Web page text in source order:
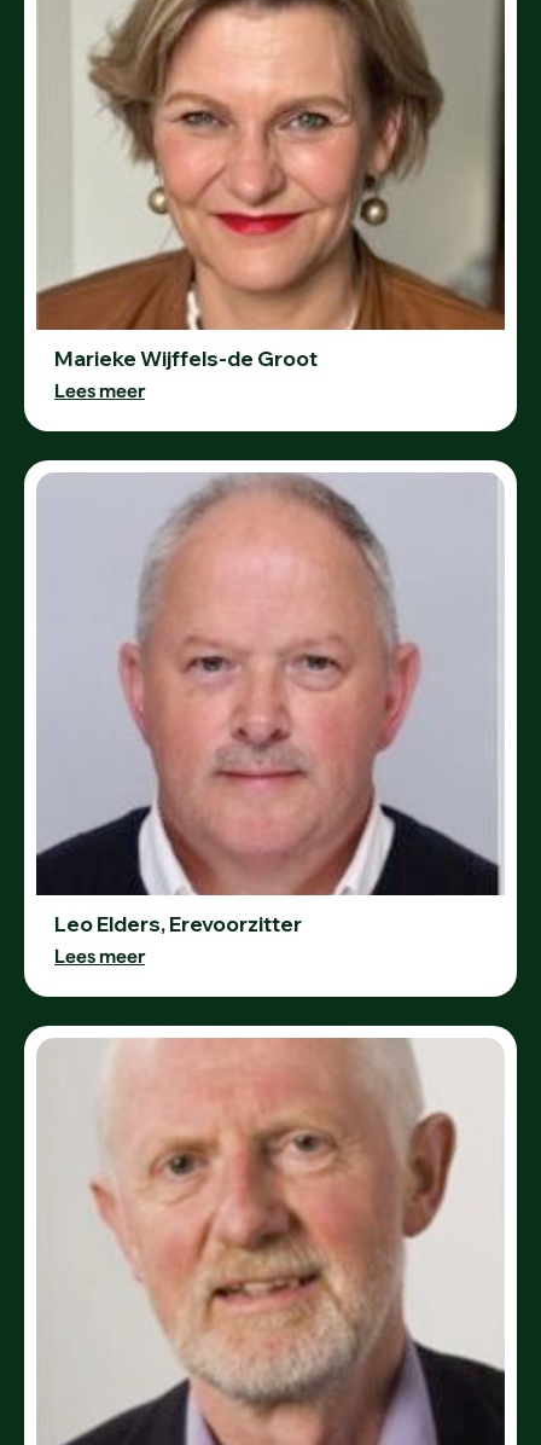
Marieke Wijffels-de Groot
Lees meer
Leo Elders, Erevoorzitter
Lees meer